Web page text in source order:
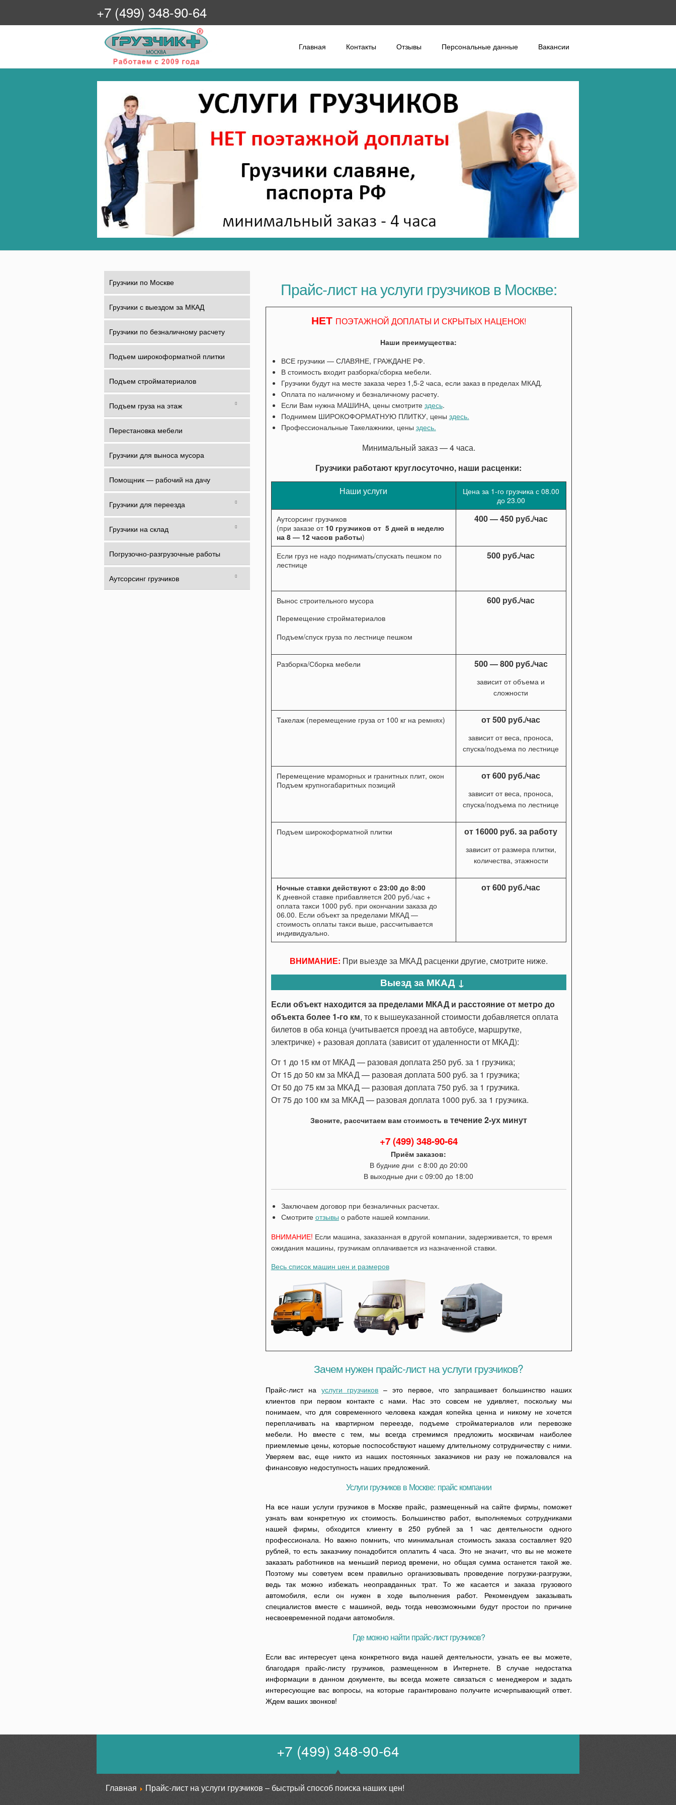
+7 (499) 348-90-64
Грузчик+
Главная Контакты Отзывы Персональные данные Вакансии
Грузчики по Москве
Грузчики с выездом за МКАД
Грузчики по безналичному расчету
Подъем широкоформатной плитки
Подъем стройматериалов
Подъем груза на этаж
Перестановка мебели
Грузчики для выноса мусора
Помощник — рабочий на дачу
Грузчики для переезда
Грузчики на склад
Погрузочно-разгрузочные работы
Аутсорсинг грузчиков
Прайс-лист на услуги грузчиков в Москве:
НЕТ ПОЭТАЖНОЙ ДОПЛАТЫ И СКРЫТЫХ НАЦЕНОК!
Наши преимущества:
ВСЕ грузчики — СЛАВЯНЕ, ГРАЖДАНЕ РФ.
В стоимость входит разборка/сборка мебели.
Грузчики будут на месте заказа через 1,5-2 часа, если заказ в пределах МКАД.
Оплата по наличному и безналичному расчету.
Если Вам нужна МАШИНА, цены смотрите здесь.
Поднимем ШИРОКОФОРМАТНУЮ ПЛИТКУ, цены здесь.
Профессиональные Такелажники, цены здесь.
Минимальный заказ — 4 часа.
Грузчики работают круглосуточно, наши расценки:
Наши услуги
Цена за 1-го грузчика с 08.00
до 23.00
Аутсорсинг грузчиков
(при заказе от10 грузчиков от 5 дней в неделю
на 8 — 12 часов работы)
400 — 450 руб./час
Если груз не надо поднимать/спускать пешком по
лестнице
500 руб./час
Вынос строительного мусора
Перемещение стройматериалов
Подъем/спуск груза по лестнице пешком
600 руб./час
Разборка/Сборка мебели 500 — 800 руб./час
зависит от объема и
сложности
Такелаж (перемещение груза от 100 кг на ремнях) от 500 руб./час
зависит от веса, проноса,
спуска/подъема по лестнице
Перемещение мраморных и гранитных плит, окон
Подъем крупногабаритных позиций
от 600 руб./час
зависит от веса, проноса,
спуска/подъема по лестнице
Подъем широкоформатной плитки от 16000 руб. за работу
зависит от размера плитки,
количества, этажности
Ночные ставки действуют с 23:00 до 8:00
К дневной ставке прибавляется 200 руб./час +
оплата такси 1000 руб. при окончании заказа до
06.00. Если объект за пределами МКАД —
стоимость оплаты такси выше, рассчитывается
индивидуально.
от 600 руб./час
ВНИМАНИЕ: При выезде за МКАД расценки другие, смотрите ниже.
Выезд за МКАД ↓
Если объект находится за пределами МКАД и расстояние от метро до
объекта более 1-го км, то к вышеуказанной стоимости добавляется оплата
билетов в оба конца (учитывается проезд на автобусе, маршрутке,
электричке) + разовая доплата (зависит от удаленности от МКАД):
От 1 до 15 км от МКАД — разовая доплата 250 руб. за 1 грузчика;
От 15 до 50 км за МКАД — разовая доплата 500 руб. за 1 грузчика;
От 50 до 75 км за МКАД — разовая доплата 750 руб. за 1 грузчика.
От 75 до 100 км за МКАД — разовая доплата 1000 руб. за 1 грузчика.
Звоните, рассчитаем вам стоимость в течение 2-ух минут
+7 (499) 348-90-64
Приём заказов:
В будние дни с 8:00 до 20:00
В выходные дни с 09:00 до 18:00
Заключаем договор при безналичных расчетах.
Смотрите отзывы о работе нашей компании.
ВНИМАНИЕ! Если машина, заказанная в другой компании, задерживается, то время
ожидания машины, грузчикам оплачивается из назначенной ставки.
Весь список машин цен и размеров
Зачем нужен прайс-лист на услуги грузчиков?
Прайс-лист на услуги грузчиков – это первое, что запрашивает большинство наших
клиентов при первом контакте с нами. Нас это совсем не удивляет, поскольку мы
понимаем, что для современного человека каждая копейка ценна и никому не хочется
переплачивать на квартирном переезде, подъеме стройматериалов или перевозке
мебели. Но вместе с тем, мы всегда стремимся предложить москвичам наиболее
приемлемые цены, которые поспособствуют нашему длительному сотрудничеству с ними.
Уверяем вас, еще никто из наших постоянных заказчиков ни разу не пожаловался на
финансовую недоступность наших предложений.
Услуги грузчиков в Москве: прайс компании
На все наши услуги грузчиков в Москве прайс, размещенный на сайте фирмы, поможет
узнать вам конкретную их стоимость. Большинство работ, выполняемых сотрудниками
нашей фирмы, обходится клиенту в 250 рублей за 1 час деятельности одного
профессионала. Но важно помнить, что минимальная стоимость заказа составляет 920
рублей, то есть заказчику понадобится оплатить 4 часа. Это не значит, что вы не можете
заказать работников на меньший период времени, но общая сумма останется такой же.
Поэтому мы советуем всем правильно организовывать проведение погрузки-разгрузки,
ведь так можно избежать неоправданных трат. То же касается и заказа грузового
автомобиля, если он нужен в ходе выполнения работ. Рекомендуем заказывать
специалистов вместе с машиной, ведь тогда невозможными будут простои по причине
несвоевременной подачи автомобиля.
Где можно найти прайс-лист грузчиков?
Если вас интересует цена конкретного вида нашей деятельности, узнать ее вы можете,
благодаря прайс-листу грузчиков, размещенном в Интернете. В случае недостатка
информации в данном документе, вы всегда можете связаться с менеджером и задать
интересующие вас вопросы, на которые гарантировано получите исчерпывающий ответ.
Ждем ваших звонков!
+7 (499) 348-90-64
Главная Прайс-лист на услуги грузчиков – быстрый способ поиска наших цен!